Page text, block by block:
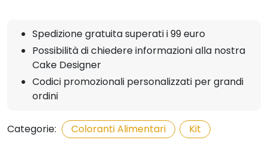
Tubetto
quantità
Spedizione gratuita superati i 99 euro
Possibilità di chiedere informazioni alla nostra
Cake Designer
Codici promozionali personalizzati per grandi
ordini
Categorie: Coloranti Alimentari , Kit